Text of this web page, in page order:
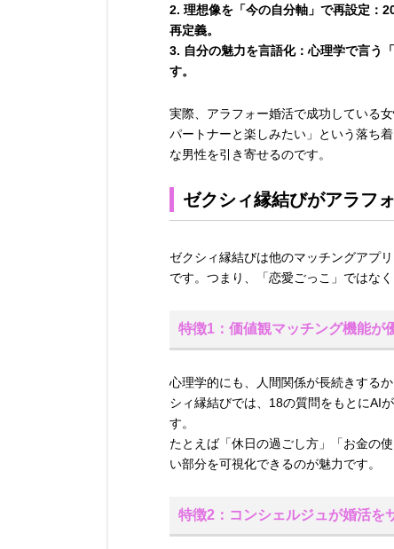
理想像を「今の自分軸」で再設定：
再定義。
自分の魅力を言語化：心理学で言う
す。
実際、アラフォー婚活で成功している
パートナーと楽しみたい」という落ち
な男性を引き寄せるのです。
ゼクシィ縁結びがアラフ
ゼクシィ縁結びは他のマッチングアプ
です。つまり、「恋愛ごっこ」ではな
特徴1：価値観マッチング機能が
心理学的にも、人間関係が長続きする
シィ縁結びでは、18の質問をもとにAI
す。
たとえば「休日の過ごし方」「お金の
い部分を可視化できるのが魅力です。
特徴2：コンシェルジュが婚活を